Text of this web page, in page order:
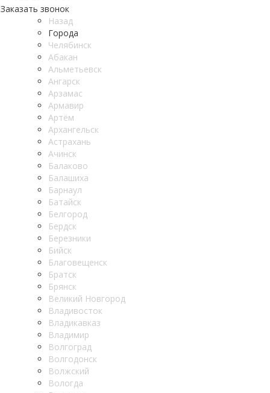
Заказать звонок
Назад
Города
Челябинск
Абакан
Альметьевск
Ангарск
Арзамас
Армавир
Артём
Архангельск
Астрахань
Ачинск
Балаково
Балашиха
Барнаул
Батайск
Белгород
Бердск
Березники
Бийск
Благовещенск
Братск
Брянск
Великий Новгород
Владивосток
Владикавказ
Владимир
Волгоград
Волгодонск
Волжский
Вологда